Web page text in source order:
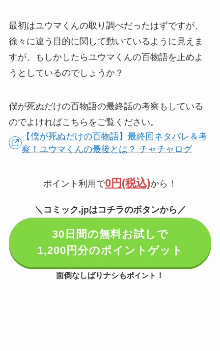
最初はユウマくんの取り調べだったはずですが、
徐々に違う目的に関して動いているように見えま
すが、もしかしたらユウマくんの百物語を止めよ
うとしているのでしょうか？
僕が死ぬだけの百物語の最終話の考察もしている
のでよければこちらをご覧ください。
【僕が死ぬだけの百物語】最終回ネタバレ＆考
察！ユウマくんの最後とは？ チャチャログ
ポイント利用で0円(税込)から！
＼コミック.jpはコチラのボタンから／
30日間の無料お試しで
1,200円分のポイントゲット
面倒なしばりナシもポイント ！